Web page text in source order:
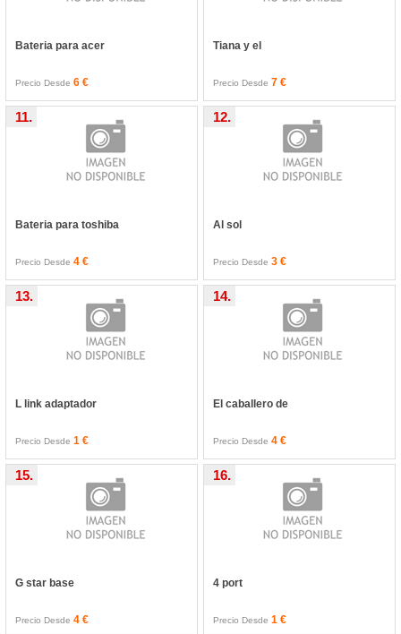
Bateria para acer
Precio Desde6 €
Tiana y el
Precio Desde 7 €
Bateria para toshiba
11.
Precio Desde4 €
Al sol
12.
Precio Desde 3 €
L link adaptador
13.
Precio Desde1 €
El caballero de
14.
Precio Desde 4 €
G star base
15.
Precio Desde4 €
4 port
16.
Precio Desde 1 €